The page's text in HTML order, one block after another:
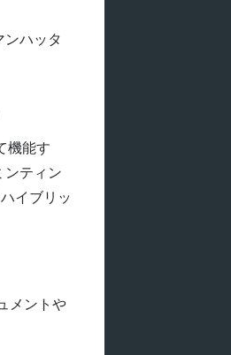
ハッタ
機能す
ティン
イブリッ
メントや